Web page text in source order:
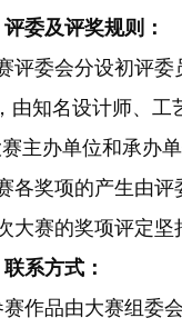
委及评奖规则：
评委会分设初评委
由知名设计师、工
主办单位和承办单
奖项的产生由评
赛的奖项评定坚
系方式：
作品由大赛组委